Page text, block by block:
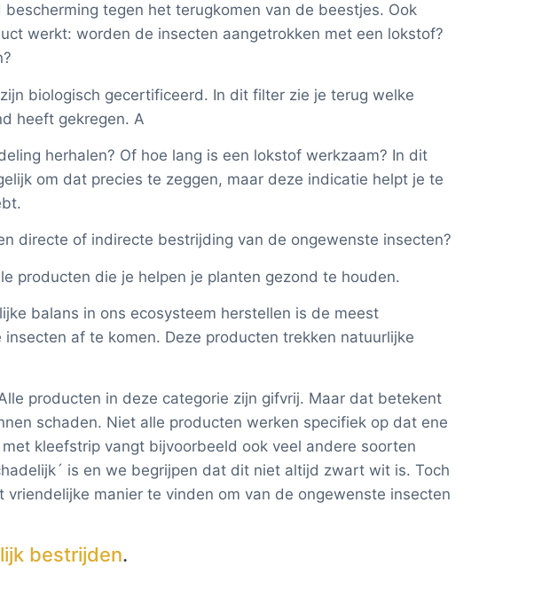
tegen het terugkomen van de beestjes. Ook
werkt: worden de insecten aangetrokken met een lokstof?
biologisch gecertificeerd. In dit filter zie je terug welke
heeft gekregen. A
herhalen? Of hoe lang is een lokstof werkzaam? In dit
om dat precies te zeggen, maar deze indicatie helpt je te
directe of indirecte bestrijding van de ongewenste insecten?
producten die je helpen je planten gezond te houden.
balans in ons ecosysteem herstellen is de meest
af te komen. Deze producten trekken natuurlijke
producten in deze categorie zijn gifvrij. Maar dat betekent
schaden. Niet alle producten werken specifiek op dat ene
kleefstrip vangt bijvoorbeeld ook veel andere soorten
is en we begrijpen dat dit niet altijd zwart wit is. Toch
manier te vinden om van de ongewenste insecten
bestrijden.